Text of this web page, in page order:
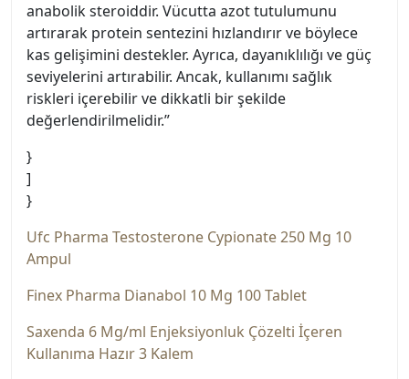
anabolik steroiddir. Vücutta azot tutulumunu
artırarak protein sentezini hızlandırır ve böylece
kas gelişimini destekler. Ayrıca, dayanıklılığı ve güç
seviyelerini artırabilir. Ancak, kullanımı sağlık
riskleri içerebilir ve dikkatli bir şekilde
değerlendirilmelidir.”
}
]
}
Ufc Pharma Testosterone Cypionate 250 Mg 10
Ampul
Finex Pharma Dianabol 10 Mg 100 Tablet
Saxenda 6 Mg/ml Enjeksiyonluk Çözelti İçeren
Kullanıma Hazır 3 Kalem